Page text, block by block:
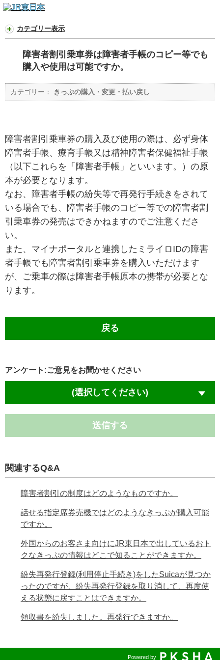
カテゴリー表示
障害者割引乗車券は障害者手帳のコピー等でも
購入や使用は可能ですか。
カテゴリー： きっぷの購入・変更・払い戻し
障害者割引乗車券の購入及び使用の際は、必ず身体
障害者手帳、療育手帳又は精神障害者保健福祉手帳
（以下これらを「障害者手帳」といいます。）の原
本が必要となります。
なお、障害者手帳の紛失等で再発行手続きをされて
いる場合でも、障害者手帳のコピー等での障害者割
引乗車券の発売はできかねますのでご注意くださ
い。
また、マイナポータルと連携したミライロIDの障害
者手帳でも障害者割引乗車券を購入いただけます
が、ご乗車の際は障害者手帳原本の携帯が必要とな
ります。
戻る
アンケート:ご意見をお聞かせください
(選択してください)
送信する
関連するQ&A
障害者割引の制度はどのようなものですか。
話せる指定席券売機ではどのようなきっぷが購入可能
ですか。
外国からのお客さま向けにJR東日本で出しているおト
クなきっぷの情報はどこで知ることができますか。
紛失再発行登録(利用停止手続き)をしたSuicaが見つか
ったのですが、紛失再発行登録を取り消して、再度使
える状態に戻すことはできますか。
領収書を紛失しました。再発行できますか。
Powered by